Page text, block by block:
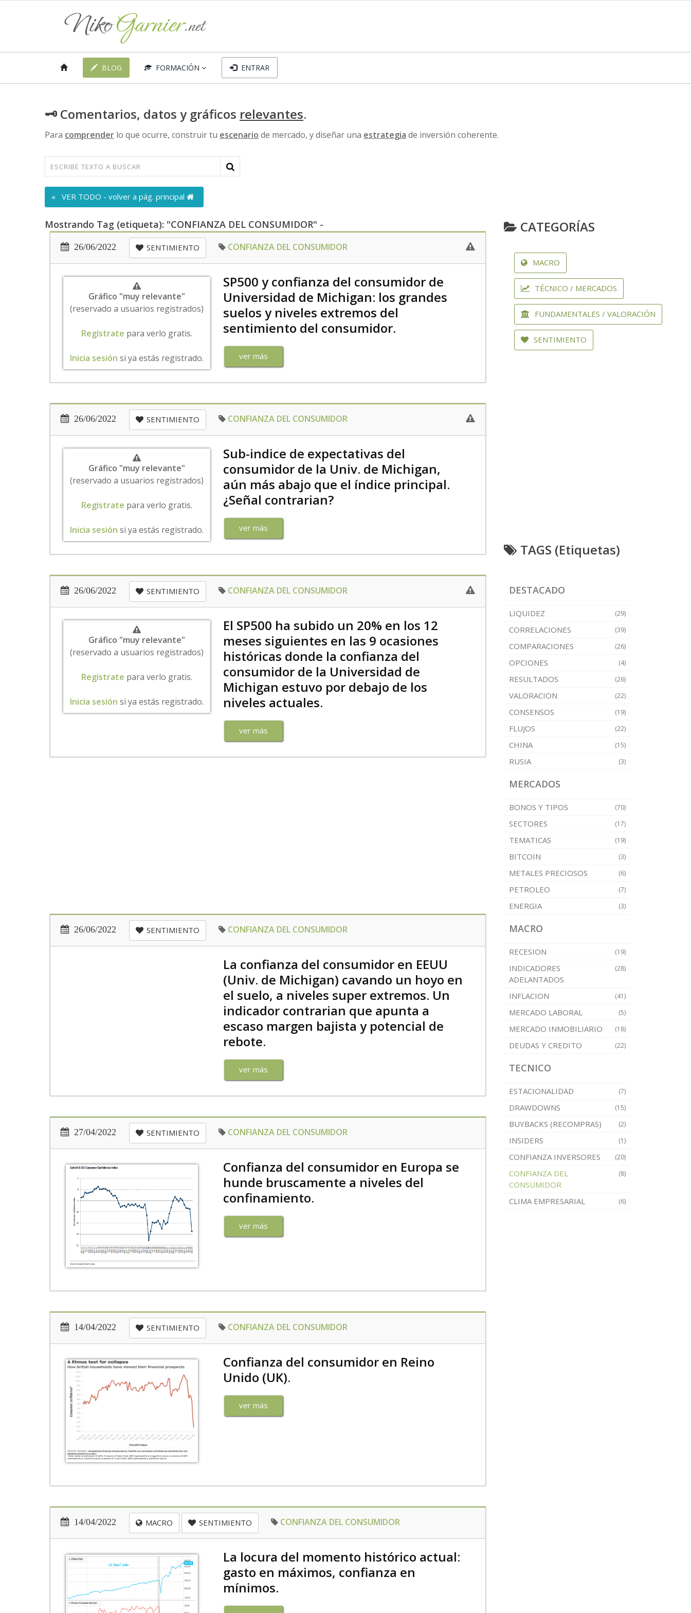
BLOG FORMACIÓN ENTRAR
🗝 Comentarios, datos y gráficos relevantes.
Para comprender lo que ocurre, construir tu escenario de mercado, y diseñar una estrategia de inversión coherente.
« VER TODO - volver a pág. principal
Mostrando Tag (etiqueta): "CONFIANZA DEL CONSUMIDOR" -
26/06/2022 SENTIMIENTO CONFIANZA DEL CONSUMIDOR
Gráfico "muy relevante"
(reservado a usuarios registrados)
Regístrate para verlo gratis.
Inicia sesión si ya estás registrado.
SP500 y confianza del consumidor de
Universidad de Michigan: los grandes
suelos y niveles extremos del
sentimiento del consumidor.
ver más
26/06/2022 SENTIMIENTO CONFIANZA DEL CONSUMIDOR
Gráfico "muy relevante"
(reservado a usuarios registrados)
Regístrate para verlo gratis.
Inicia sesión si ya estás registrado.
Sub-indice de expectativas del
consumidor de la Univ. de Michigan,
aún más abajo que el índice principal.
¿Señal contrarian?
ver más
26/06/2022 SENTIMIENTO CONFIANZA DEL CONSUMIDOR
Gráfico "muy relevante"
(reservado a usuarios registrados)
Regístrate para verlo gratis.
Inicia sesión si ya estás registrado.
El SP500 ha subido un 20% en los 12
meses siguientes en las 9 ocasiones
históricas donde la confianza del
consumidor de la Universidad de
Michigan estuvo por debajo de los
niveles actuales.
ver más
26/06/2022 SENTIMIENTO CONFIANZA DEL CONSUMIDOR
La confianza del consumidor en EEUU
(Univ. de Michigan) cavando un hoyo en
el suelo, a niveles super extremos. Un
indicador contrarian que apunta a
escaso margen bajista y potencial de
rebote.
ver más
27/04/2022 SENTIMIENTO CONFIANZA DEL CONSUMIDOR
Confianza del consumidor en Europa se
hunde bruscamente a niveles del
confinamiento.
ver más
14/04/2022 SENTIMIENTO CONFIANZA DEL CONSUMIDOR
Confianza del consumidor en Reino
Unido (UK).
ver más
14/04/2022 MACRO SENTIMIENTO CONFIANZA DEL CONSUMIDOR
La locura del momento histórico actual:
gasto en máximos, confianza en
mínimos.
CATEGORÍAS
MACRO
TÉCNICO / MERCADOS
FUNDAMENTALES / VALORACIÓN
SENTIMIENTO
TAGS (Etiquetas)
DESTACADO
(29)
LIQUIDEZ
(39)
CORRELACIONES
(26)
COMPARACIONES
(4)
OPCIONES
(26)
RESULTADOS
(22)
VALORACION
(19)
CONSENSOS
(22)
FLUJOS
(15)
CHINA
(3)
RUSIA
MERCADOS
(70)
BONOS Y TIPOS
(17)
SECTORES
(19)
TEMATICAS
(3)
BITCOIN
(6)
METALES PRECIOSOS
(7)
PETROLEO
(3)
ENERGIA
MACRO
(19)
RECESION
(28)
INDICADORES
ADELANTADOS
(41)
INFLACION
(5)
MERCADO LABORAL
(18)
MERCADO INMOBILIARIO
(22)
DEUDAS Y CREDITO
TECNICO
(7)
ESTACIONALIDAD
(15)
DRAWDOWNS
(2)
BUYBACKS (RECOMPRAS)
(1)
INSIDERS
(20)
CONFIANZA INVERSORES
(8)
CONFIANZA DEL
CONSUMIDOR
(6)
CLIMA EMPRESARIAL